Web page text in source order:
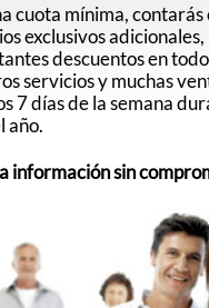
cuota mínima, contarás
exclusivos adicionales,
descuentos en
servicios y muchas
7 días de la semana
año.
información sin